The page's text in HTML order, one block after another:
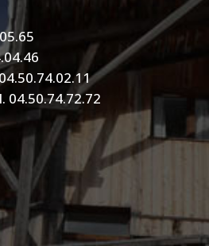
04.50.74.72.72